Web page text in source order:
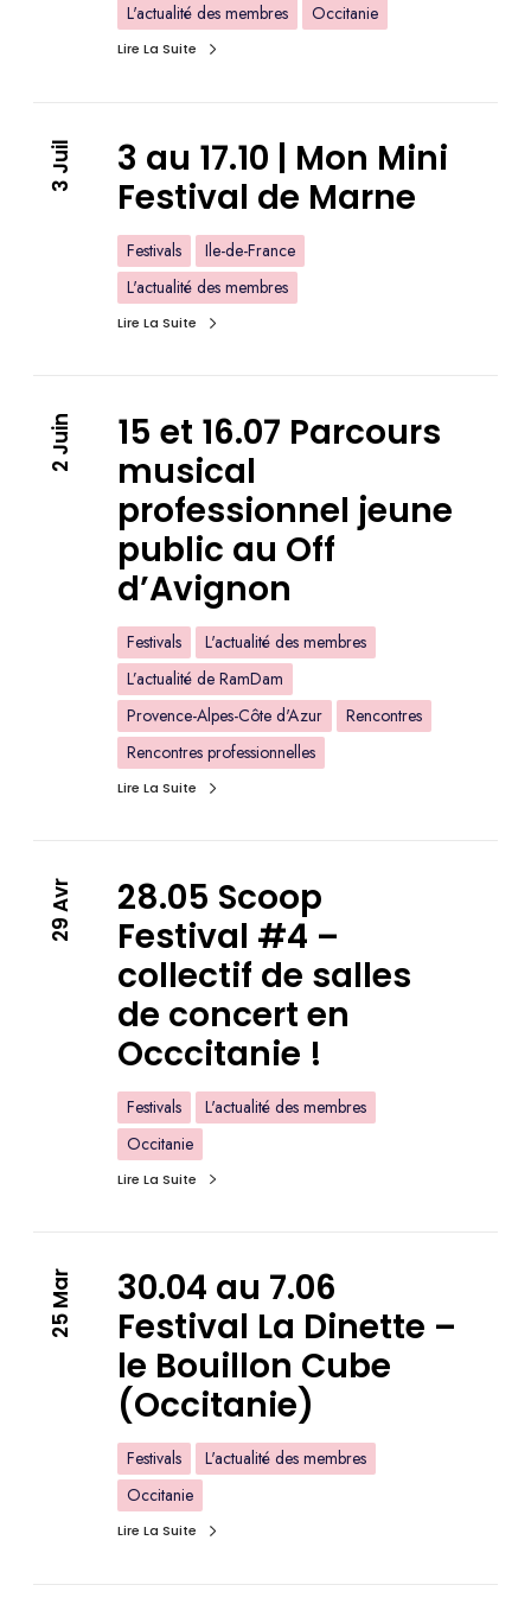
L'actualité des membres
Occitanie
Lire La Suite
3 Juil
3 au 17.10 | Mon Mini
Festival de Marne
Festivals
Ile-de-France
L'actualité des membres
Lire La Suite
2 Juin
15 et 16.07 Parcours
musical
professionnel jeune
public au Off
d’Avignon
Festivals
L'actualité des membres
L’actualité de RamDam
Provence-Alpes-Côte d'Azur
Rencontres
Rencontres professionnelles
Lire La Suite
29 Avr
28.05 Scoop
Festival #4 –
collectif de salles
de concert en
Occcitanie !
Festivals
L'actualité des membres
Occitanie
Lire La Suite
25 Mar
30.04 au 7.06
Festival La Dinette –
le Bouillon Cube
(Occitanie)
Festivals
L'actualité des membres
Occitanie
Lire La Suite